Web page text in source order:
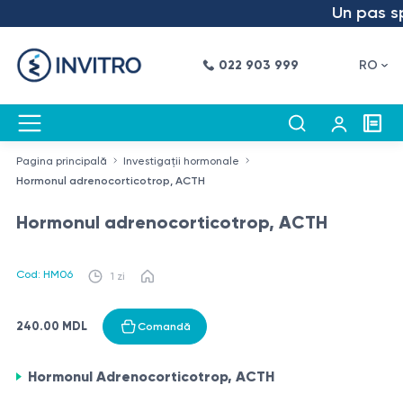
Un pas
022 903 999 RO
Pagina principală
Investigații hormonale
Hormonul adrenocorticotrop, ACTH
Hormonul adrenocorticotrop, ACTH
Cod: HM06 1 zi
240.00 MDL Comandă
Hormonul Adrenocorticotrop, ACTH